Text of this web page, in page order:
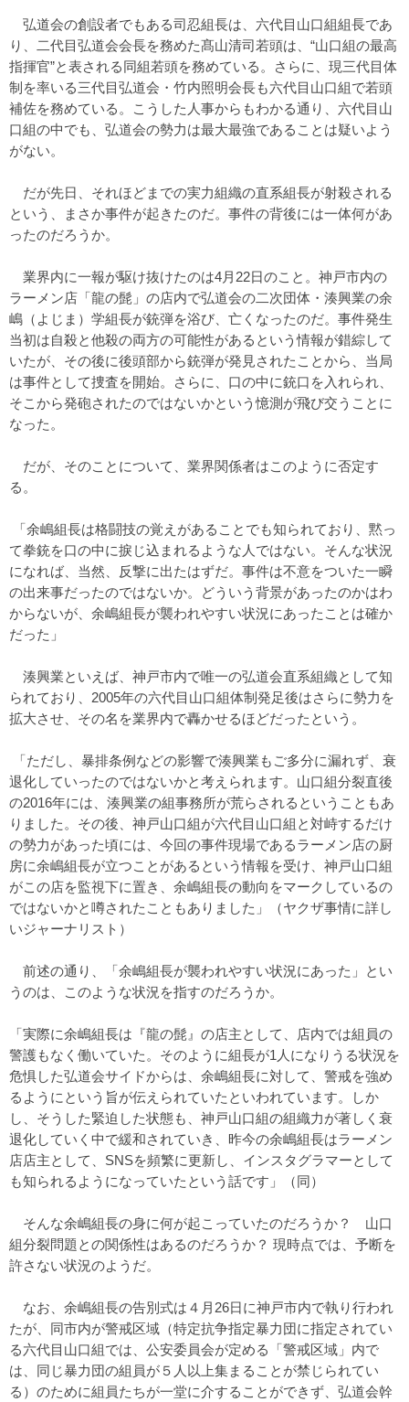
弘道会の創設者でもある司忍組長は、六代目山口組組長であ
り、二代目弘道会会長を務めた髙山清司若頭は、“山口組の最高
指揮官”と表される同組若頭を務めている。さらに、現三代目体
制を率いる三代目弘道会・竹内照明会長も六代目山口組で若頭
補佐を務めている。こうした人事からもわかる通り、六代目山
口組の中でも、弘道会の勢力は最大最強であることは疑いよう
がない。
だが先日、それほどまでの実力組織の直系組長が射殺される
という、まさか事件が起きたのだ。事件の背後には一体何があ
ったのだろうか。
業界内に一報が駆け抜けたのは4月22日のこと。神戸市内の
ラーメン店「龍の髭」の店内で弘道会の二次団体・湊興業の余
嶋（よじま）学組長が銃弾を浴び、亡くなったのだ。事件発生
当初は自殺と他殺の両方の可能性があるという情報が錯綜して
いたが、その後に後頭部から銃弾が発見されたことから、当局
は事件として捜査を開始。さらに、口の中に銃口を入れられ、
そこから発砲されたのではないかという憶測が飛び交うことに
なった。
だが、そのことについて、業界関係者はこのように否定す
る。
「余嶋組長は格闘技の覚えがあることでも知られており、黙っ
て拳銃を口の中に捩じ込まれるような人ではない。そんな状況
になれば、当然、反撃に出たはずだ。事件は不意をついた一瞬
の出来事だったのではないか。どういう背景があったのかはわ
からないが、余嶋組長が襲われやすい状況にあったことは確か
だった」
湊興業といえば、神戸市内で唯一の弘道会直系組織として知
られており、2005年の六代目山口組体制発足後はさらに勢力を
拡大させ、その名を業界内で轟かせるほどだったという。
「ただし、暴排条例などの影響で湊興業もご多分に漏れず、衰
退化していったのではないかと考えられます。山口組分裂直後
の2016年には、湊興業の組事務所が荒らされるということもあ
りました。その後、神戸山口組が六代目山口組と対峙するだけ
の勢力があった頃には、今回の事件現場であるラーメン店の厨
房に余嶋組長が立つことがあるという情報を受け、神戸山口組
がこの店を監視下に置き、余嶋組長の動向をマークしているの
ではないかと噂されたこともありました」（ヤクザ事情に詳し
いジャーナリスト）
前述の通り、「余嶋組長が襲われやすい状況にあった」とい
うのは、このような状況を指すのだろうか。
「実際に余嶋組長は『龍の髭』の店主として、店内では組員の
警護もなく働いていた。そのように組長が1人になりうる状況を
危惧した弘道会サイドからは、余嶋組長に対して、警戒を強め
るようにという旨が伝えられていたといわれています。しか
し、そうした緊迫した状態も、神戸山口組の組織力が著しく衰
退化していく中で緩和されていき、昨今の余嶋組長はラーメン
店店主として、SNSを頻繁に更新し、インスタグラマーとして
も知られるようになっていたという話です」（同）
そんな余嶋組長の身に何が起こっていたのだろうか？ 山口
組分裂問題との関係性はあるのだろうか？ 現時点では、予断を
許さない状況のようだ。
なお、余嶋組長の告別式は４月26日に神戸市内で執り行われ
たが、同市内が警戒区域（特定抗争指定暴力団に指定されてい
る六代目山口組では、公安委員会が定める「警戒区域」内で
は、同じ暴力団の組員が５人以上集まることが禁じられてい
る）のために組員たちが一堂に介することができず、弘道会幹